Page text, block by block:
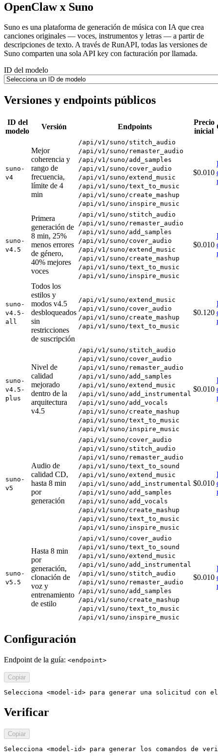
OpenClaw x Suno
Suno es una plataforma de generación de música con IA que crea
canciones originales — voces, instrumentos y letras — a partir de
descripciones de texto. A través de RunAPI, todas las versiones de
Suno comparten una sola API key con facturación por llamada.
ID del modelo
Versiones y endpoints públicos
ID del
modelo
Versión Endpoints
Precio
inicial
suno-
v4
Mejor
coherencia y
rango de
frecuencia,
límite de 4
min
/api/v1/suno/stitch_audio
/api/v1/suno/remaster_audio
/api/v1/suno/add_samples
/api/v1/suno/cover_audio
/api/v1/suno/extend_music
/api/v1/suno/text_to_music
/api/v1/suno/create_mashup
/api/v1/suno/inspire_music
$0.010
suno-
v4.5
Primera
generación de
8 min, 25%
menos errores
de género,
40% mejores
voces
/api/v1/suno/stitch_audio
/api/v1/suno/remaster_audio
/api/v1/suno/add_samples
/api/v1/suno/cover_audio
/api/v1/suno/extend_music
/api/v1/suno/create_mashup
/api/v1/suno/text_to_music
/api/v1/suno/inspire_music
$0.010
suno-
v4.5-
all
Todos los
estilos y
modos v4.5
desbloqueados
sin
restricciones
de suscripción
/api/v1/suno/extend_music
/api/v1/suno/cover_audio
/api/v1/suno/create_mashup
/api/v1/suno/text_to_music
$0.120
suno-
v4.5-
plus
Nivel de
calidad
mejorado
dentro de la
arquitectura
v4.5
/api/v1/suno/stitch_audio
/api/v1/suno/cover_audio
/api/v1/suno/remaster_audio
/api/v1/suno/add_samples
/api/v1/suno/extend_music
/api/v1/suno/add_instrumental
/api/v1/suno/add_vocals
/api/v1/suno/create_mashup
/api/v1/suno/text_to_music
/api/v1/suno/inspire_music
$0.010
suno-
v5
Audio de
calidad CD,
hasta 8 min
por
generación
/api/v1/suno/cover_audio
/api/v1/suno/stitch_audio
/api/v1/suno/remaster_audio
/api/v1/suno/text_to_sound
/api/v1/suno/extend_music
/api/v1/suno/add_instrumental
/api/v1/suno/add_samples
/api/v1/suno/add_vocals
/api/v1/suno/create_mashup
/api/v1/suno/text_to_music
/api/v1/suno/inspire_music
$0.010
suno-
v5.5
Hasta 8 min
por
generación,
clonación de
voz y
entrenamiento
de estilo
/api/v1/suno/cover_audio
/api/v1/suno/text_to_sound
/api/v1/suno/extend_music
/api/v1/suno/add_instrumental
/api/v1/suno/stitch_audio
/api/v1/suno/remaster_audio
/api/v1/suno/add_samples
/api/v1/suno/create_mashup
/api/v1/suno/text_to_music
/api/v1/suno/inspire_music
$0.010
Configuración
Endpoint de la guía: <endpoint>
Copiar
Selecciona <model-id> para generar una solicitud con
Verificar
Copiar
Selecciona <model-id> para generar los comandos de